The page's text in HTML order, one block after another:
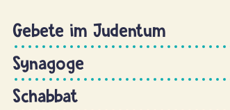
Gebete im Judentum
Synagoge
Schabbat